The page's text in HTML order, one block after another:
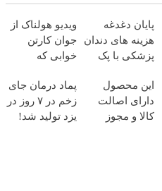
پایان دغدغه
هزینه های دندان
پزشکی با پک
خانگی
ویدیو هولناک از
جوان کارتن
خوابی که
آموزش رایگان
این محصول
دارای اصالت
کالا و مجوز
پماد درمان جای
زخم در ۷ روز در
یزد تولید شد!